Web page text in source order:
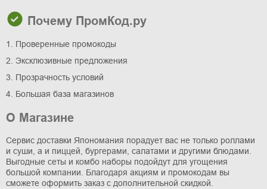
Почему ПромКод.ру
1. Проверенные промокоды
2. Эксклюзивные предложения
3. Прозрачность условий
4. Большая база магазинов
О Магазине
Сервис доставки Япономания порадует вас не только роллами
и суши, а и пиццей, бургерами, салатами и другими блюдами.
Выгодные сеты и комбо наборы подойдут для угощения
большой компании. Благодаря акциям и промокодам вы
сможете оформить заказ с дополнительной скидкой.